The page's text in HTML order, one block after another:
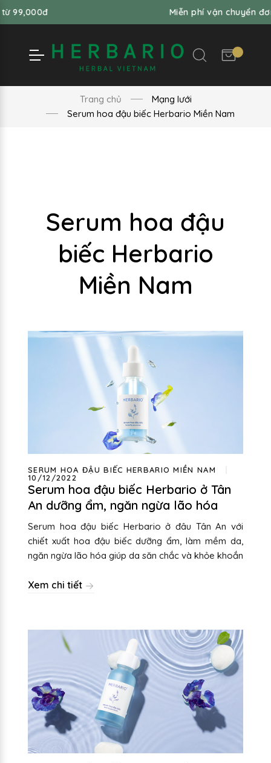
Miễn phí vận chuyển đơn hàng
Trang chủ
Mạng lưới
Serum hoa đậu biếc Herbario Miền Nam
Serum hoa đậu
biếc Herbario
Miền Nam
SERUM HOA ĐẬU BIẾC HERBARIO MIỀN NAM
10/12/2022
Serum hoa đậu biếc Herbario ở Tân
An dưỡng ẩm, ngăn ngừa lão hóa
Serum hoa đậu biếc Herbario ở đâu Tân An với
chiết xuất hoa đậu biếc dưỡng ẩm, làm mềm da,
ngăn ngừa lão hóa giúp da săn chắc và khỏe khoắn
Xem chi tiết